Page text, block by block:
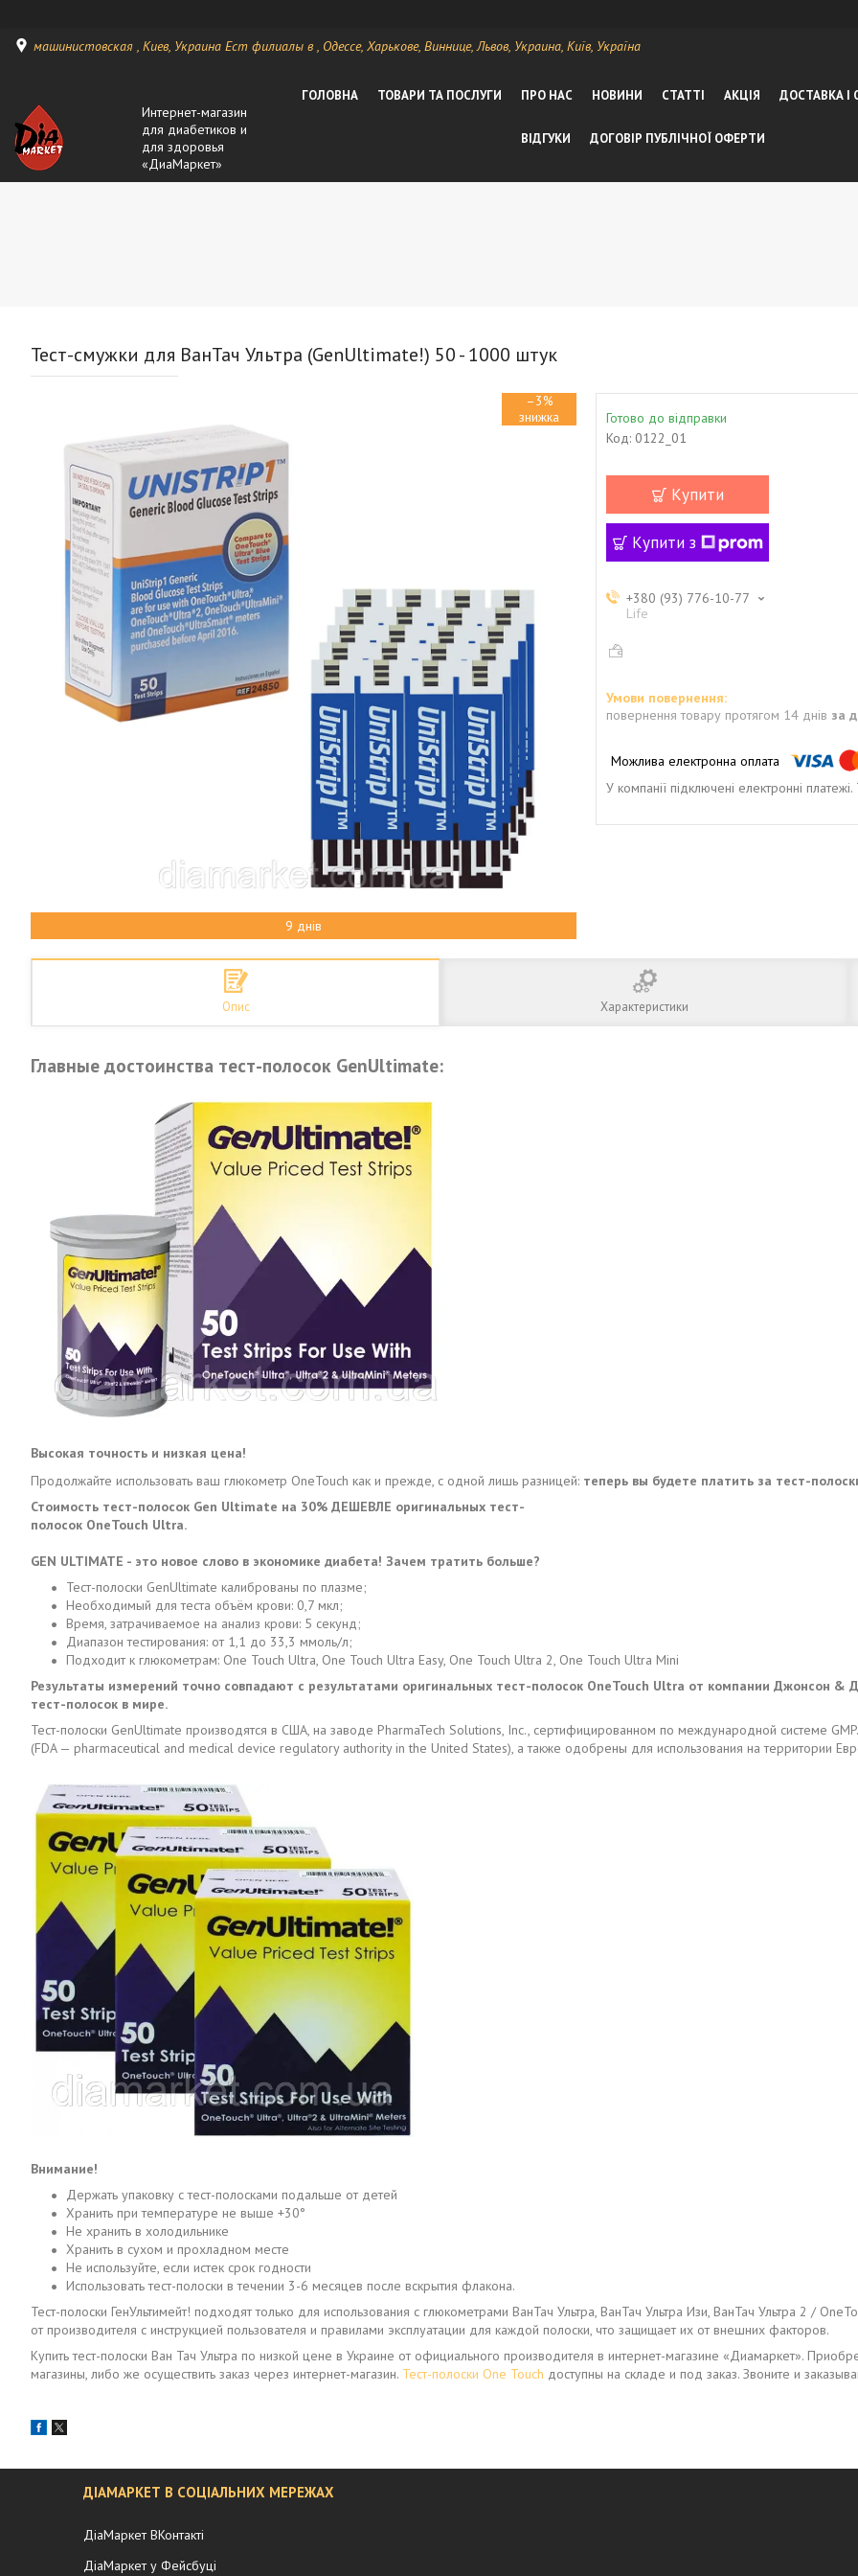
машинистовская , Киев, Украина Ест филиалы в , Одессе, Харькове, Виннице, Львов, Украина, Київ, Україна
Интернет-магазин
для диабетиков и
для здоровья
«ДиаМаркет»
ГОЛОВНА ТОВАРИ ТА ПОСЛУГИ ПРО НАС НОВИНИ СТАТТІ АКЦІЯ ДОСТАВКА І
ВІДГУКИ ДОГОВІР ПУБЛІЧНОЇ ОФЕРТИ
Тест-смужки для ВанТач Ультра (GenUltimate!) 50 - 1000 штук
–3%
9 днів
Готово до відправки
Код: 0122_01
Купити
Купити з
+380 (93) 776-10-77
Life
повернення товару протягом 14 днів за
У компанії підключені електронні
Опис Характеристики
Главные достоинства тест-полосок GenUltimate:
Высокая точность и низкая цена!
Продолжайте использовать ваш глюкометр OneTouch как и прежде, с одной лишь разницей: теперь вы будете платить за тест-
Стоимость тест-полосок Gen Ultimate на 30% ДЕШЕВЛЕ оригинальных тест-
полосок OneTouch Ultra.
GEN ULTIMATE - это новое слово в экономике диабета! Зачем тратить больше?
Тест-полоски GenUltimate калиброваны по плазме;
Необходимый для теста объём крови: 0,7 мкл;
Время, затрачиваемое на анализ крови: 5 секунд;
Диапазон тестирования: от 1,1 до 33,3 ммоль/л;
Подходит к глюкометрам: One Touch Ultra, One Touch Ultra Easy, One Touch Ultra 2, One Touch Ultra Mini
Результаты измерений точно совпадают с результатами оригинальных тест-полосок OneTouch Ultra от компании Джонсон
тест-полосок в мире.
Тест-полоски GenUltimate производятся в США, на заводе PharmaTech Solutions, Inc., сертифицированном по международной системе
(FDA — pharmaceutical and medical device regulatory authority in the United States), а также одобрены для использования на территории
Внимание!
Держать упаковку с тест-полосками подальше от детей
Хранить при температуре не выше +30°
Не хранить в холодильнике
Хранить в сухом и прохладном месте
Не используйте, если истек срок годности
Использовать тест-полоски в течении 3-6 месяцев после вскрытия флакона.
Тест-полоски ГенУльтимейт! подходят только для использования с глюкометрами ВанТач Ультра, ВанТач Ультра Изи, ВанТач Ультра 2 /
от производителя с инструкцией пользователя и правилами эксплуатации для каждой полоски, что защищает их от внешних факторов.
Купить тест-полоски Ван Тач Ультра по низкой цене в Украине от официального производителя в интернет-магазине «Диамаркет».
магазины, либо же осуществить заказ через интернет-магазин. Тест-полоски One Touch доступны на складе и под заказ. Звоните и
ДІАМАРКЕТ В СОЦІАЛЬНИХ МЕРЕЖАХ
ДіаМаркет ВКонтакті
ДіаМаркет у Фейсбуці